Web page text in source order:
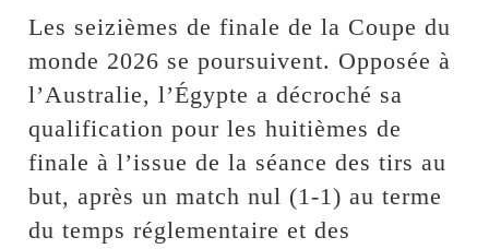
Les seizièmes de finale de la Coupe du
monde 2026 se poursuivent. Opposée à
l’Australie, l’Égypte a décroché sa
qualification pour les huitièmes de
finale à l’issue de la séance des tirs au
but, après un match nul (1-1) au terme
du temps réglementaire et des